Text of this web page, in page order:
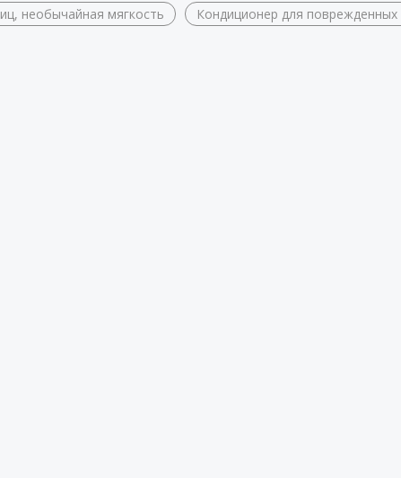
необычайная мягкость
Кондиционер для поврежденных